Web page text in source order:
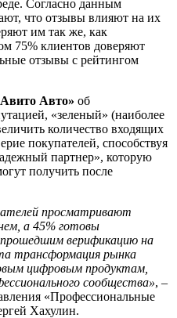
Согласно данным
что отзывы влияют на их
им так же, как
75% клиентов доверяют
отзывы с рейтингом
Авто» об
«зеленый» (наиболее
количество входящих
покупателей, способствуя
партнер», которую
получить после
просматривают
а 45% готовы
верификацию на
трансформация рынка
цифровым продуктам,
сообщества», –
«Профессиональные
Хахулин.